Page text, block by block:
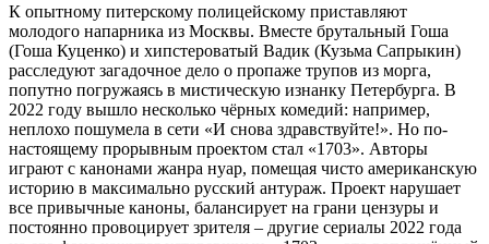
К опытному питерскому полицейскому приставляют
молодого напарника из Москвы. Вместе брутальный Гоша
(Гоша Куценко) и хипстероватый Вадик (Кузьма Сапрыкин)
расследуют загадочное дело о пропаже трупов из морга,
попутно погружаясь в мистическую изнанку Петербурга. В
2022 году вышло несколько чёрных комедий: например,
неплохо пошумела в сети «И снова здравствуйте!». Но по-
настоящему прорывным проектом стал «1703». Авторы
играют с канонами жанра нуар, помещая чисто американскую
историю в максимально русский антураж. Проект нарушает
все привычные каноны, балансирует на грани цензуры и
постоянно провоцирует зрителя – другие сериалы 2022 года